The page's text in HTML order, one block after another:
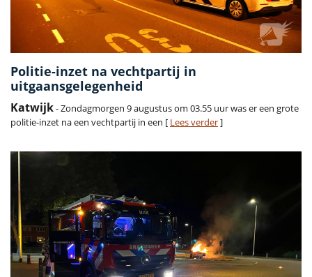
Politie-inzet na vechtpartij in
uitgaansgelegenheid
Katwijk- Zondagmorgen 9 augustus om 03.55 uur was er een grote
politie-inzet na een vechtpartij in een [ Lees verder]